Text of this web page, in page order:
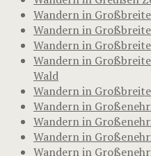
Wandern in
Wandern in
Wandern in
Wandern in
Wald
Wandern in
Wandern in
Wandern in
Wandern in
Wandern in